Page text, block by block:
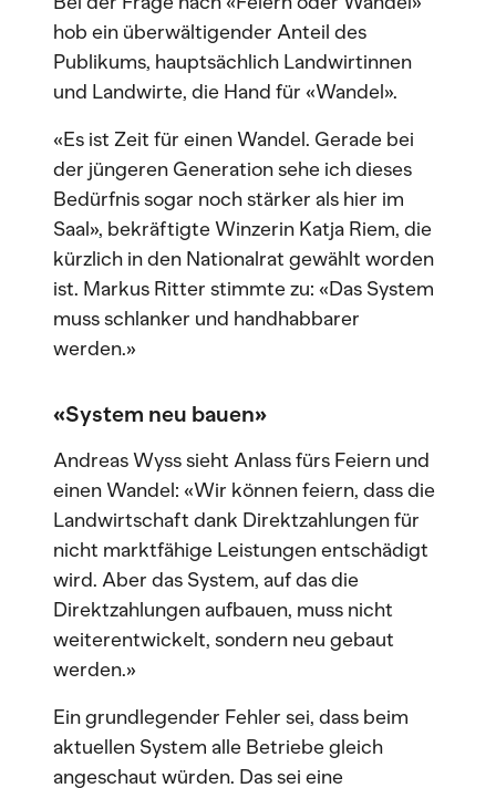
hob ein überwältigender Anteil des
Publikums, hauptsächlich Landwirtinnen
und Landwirte, die Hand für «Wandel».
«Es ist Zeit für einen Wandel. Gerade bei
der jüngeren Generation sehe ich dieses
Bedürfnis sogar noch stärker als hier im
Saal», bekräftigte Winzerin Katja Riem, die
kürzlich in den Nationalrat gewählt worden
ist. Markus Ritter stimmte zu: «Das System
muss schlanker und handhabbarer
werden.»
«System neu bauen»
Andreas Wyss sieht Anlass fürs Feiern und
einen Wandel: «Wir können feiern, dass die
Landwirtschaft dank Direktzahlungen für
nicht marktfähige Leistungen entschädigt
wird. Aber das System, auf das die
Direktzahlungen aufbauen, muss nicht
weiterentwickelt, sondern neu gebaut
werden.»
Ein grundlegender Fehler sei, dass beim
aktuellen System alle Betriebe gleich
angeschaut würden. Das sei eine